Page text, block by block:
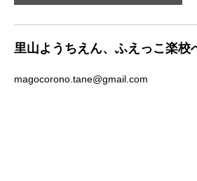
里山ようちえん、ふえっこ楽校
magocorono.tane@gmail.com